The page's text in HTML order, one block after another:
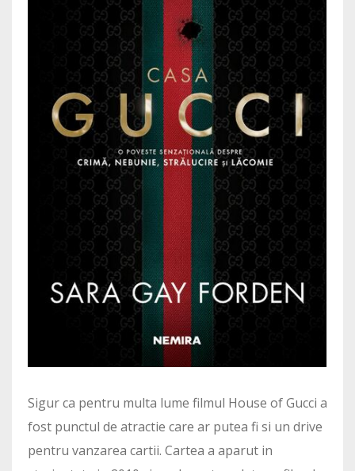
Sigur ca pentru multa lume filmul House of Gucci a
fost punctul de atractie care ar putea fi si un drive
pentru vanzarea cartii. Cartea a aparut in